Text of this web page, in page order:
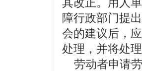
障行政部门提
会的建议后，
处理，并将处
劳动者申请